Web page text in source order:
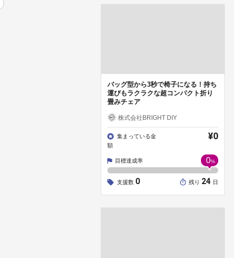
バッグ型から3秒で椅子になる！持ち
運びもラクラクな超コンパクト折り
畳みチェア
株式会社BRIGHT DIY
集まっている金
額
¥0
目標達成率 0%
支援数 0 残り 24 日